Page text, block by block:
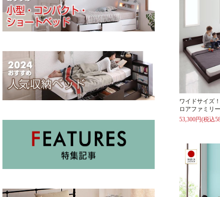
ワイドサイズ
ロアファミリ
53,300円(税込